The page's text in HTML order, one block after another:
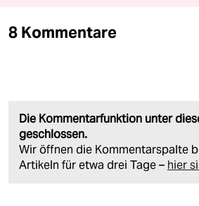
8 Kommentare
Die Kommentarfunktion unter
geschlossen.
Wir öffnen die Kommentarspalte
Artikeln für etwa drei Tage – hier